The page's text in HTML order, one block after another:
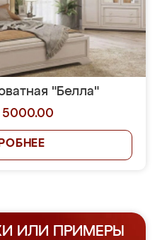
"Белла"
5000.00
ИЛИ ПРИМЕРЫ